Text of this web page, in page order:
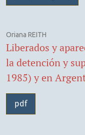
Oriana REITH
Liberados y
la detención y
1985) y en
pdf